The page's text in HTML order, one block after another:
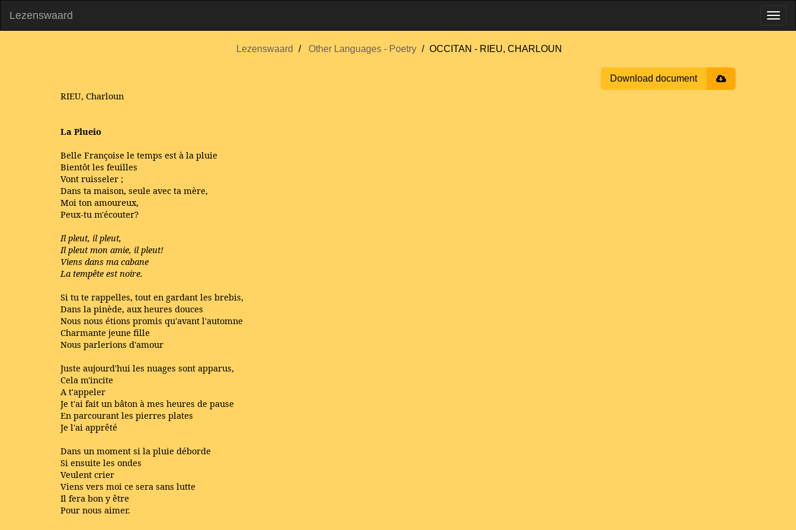
Lezenswaard
Lezenswaard Other Languages - Poetry OCCITAN - RIEU, CHARLOUN
Download document
RIEU, Charloun
La Plueio
Belle Françoise le temps est à la pluie
Bientôt les feuilles
Vont ruisseler ;
Dans ta maison, seule avec ta mère,
Moi ton amoureux,
Peux-tu m'écouter?
Il pleut, il pleut,
Il pleut mon amie, il pleut!
Viens dans ma cabane
La tempête est noire.
Si tu te rappelles, tout en gardant les brebis,
Dans la pinède, aux heures douces
Nous nous étions promis qu'avant l'automne
Charmante jeune fille
Nous parlerions d'amour
Juste aujourd'hui les nuages sont apparus,
Cela m'incite
A t'appeler
Je t'ai fait un bâton à mes heures de pause
En parcourant les pierres plates
Je l'ai apprêté
Dans un moment si la pluie déborde
Si ensuite les ondes
Veulent crier
Viens vers moi ce sera sans lutte
Il fera bon y être
Pour nous aimer.